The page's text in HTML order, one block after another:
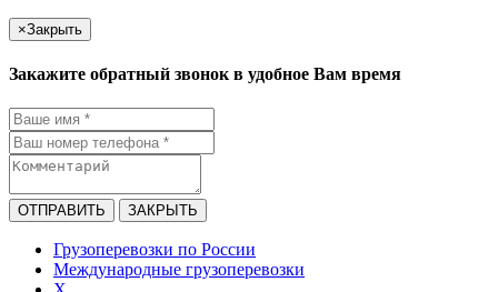
×Закрыть
Закажите обратный звонок в удобное Вам время
ОТПРАВИТЬ ЗАКРЫТЬ
Грузоперевозки по России
Международные грузоперевозки